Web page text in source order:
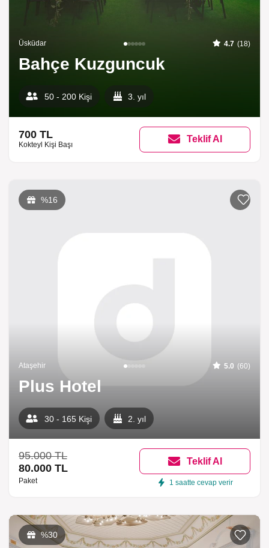
Üsküdar 4.7 (18)
Bahçe Kuzguncuk
50 - 200 Kişi 3. yıl
700 TL
Kokteyl Kişi Başı
Teklif Al
%16
Ataşehir 5.0 (60)
Plus Hotel
30 - 165 Kişi 2. yıl
95.000 TL
80.000 TL
Paket
Teklif Al
1 saatte cevap verir
%30